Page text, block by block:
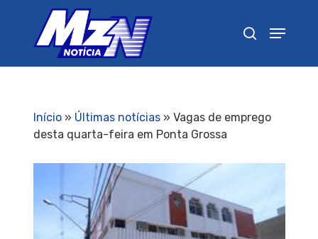
Início» Últimas notícias» Vagas de emprego
desta quarta-feira em Ponta Grossa